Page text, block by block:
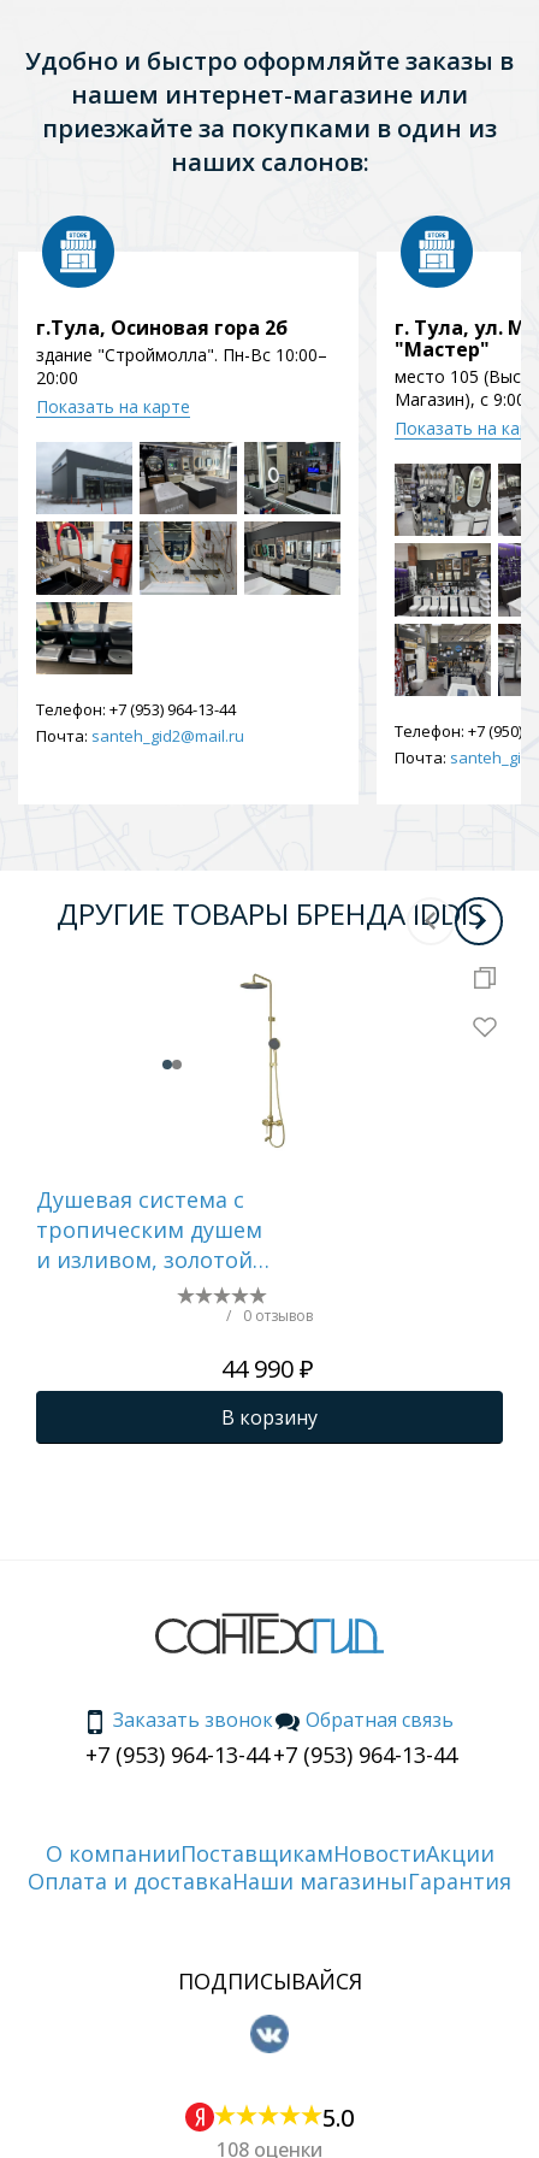
Удобно и быстро оформляйте заказы в
нашем интернет-магазине или
приезжайте за покупками в один из
наших салонов:
г.Тула, Осиновая гора 2б
здание "Строймолла". Пн-Вс 10:00–
20:00
Показать на карте
Телефон: +7 (953) 964-13-44
Почта: santeh_gid2@mail.ru
г. Тула, ул.
"Мастер"
место 105
Магазин), с 9:00
Показать на
Телефон: +7 (950)
Почта:
ДРУГИЕ ТОВАРЫ БРЕНДА IDDIS
Душевая система с
тропическим душем
и изливом, золотой
матовый, Aiger,
IDDIS, AIGMG3Fi06/ 0 отзывов
44 990 ₽
В корзину
Заказать звонок
+7 (953) 964-13-44
Обратная связь
+7 (953) 964-13-44
О компанииПоставщикамНовостиАкции
Оплата и доставкаНаши магазиныГарантия
ПОДПИСЫВАЙСЯ
5.0
108 оценки